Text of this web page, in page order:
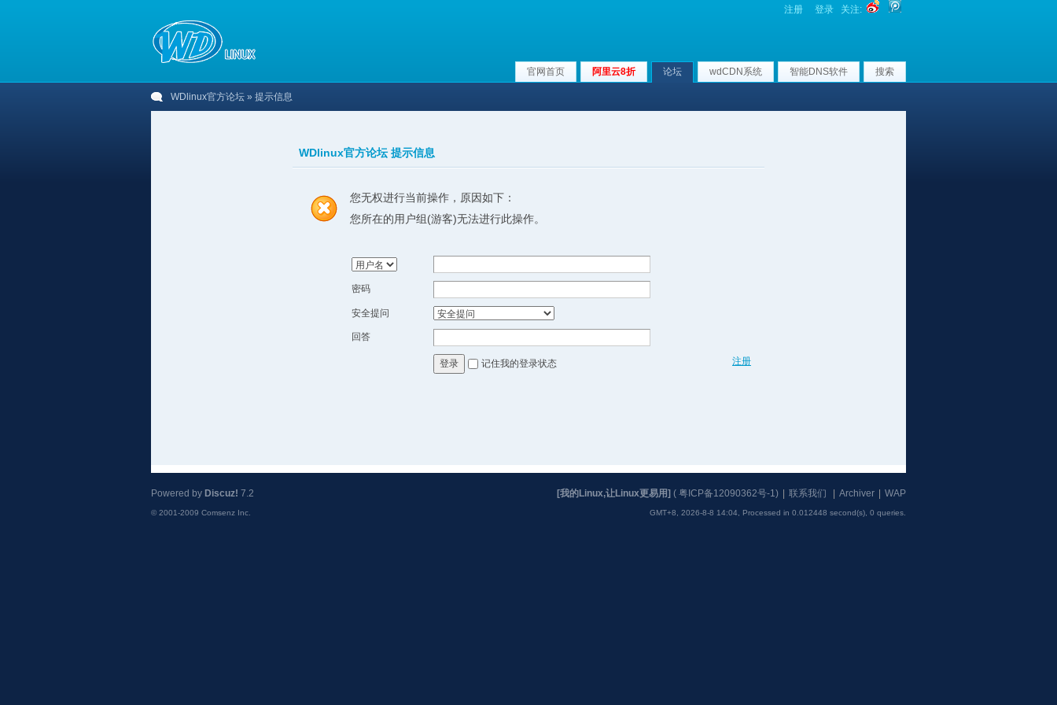
注册 登录 关注:
官网首页 阿里云8折 论坛 wdCDN系统 智能DNS软件 搜索
WDlinux官方论坛 » 提示信息
WDlinux官方论坛 提示信息
您无权进行当前操作，原因如下：
您所在的用户组(游客)无法进行此操作。
密码
安全提问
回答
注册
登录 记住我的登录状态
[我的Linux,让Linux更易用] ( 粤ICP备12090362号-1) 联系我们 Archiver WAP
GMT+8, 2026-8-8 14:04, Processed in 0.012448 second(s), 0 queries
Powered by Discuz! 7.2
© 2001-2009 Comsenz Inc.